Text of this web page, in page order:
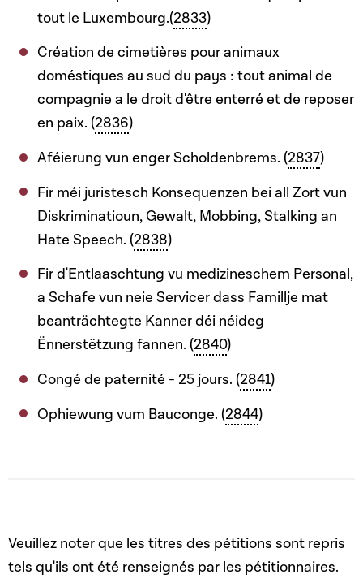
tout le Luxembourg.(2833)
Création de cimetières pour animaux
doméstiques au sud du pays : tout animal de
compagnie a le droit d'être enterré et de reposer
en paix. (2836)
Aféierung vun enger Scholdenbrems. (2837)
Fir méi juristesch Konsequenzen bei all Zort vun
Diskriminatioun, Gewalt, Mobbing, Stalking an
Hate Speech. (2838)
Fir d'Entlaaschtung vu medizineschem Personal,
a Schafe vun neie Servicer dass Famillje mat
beanträchtegte Kanner déi néideg
Ënnerstëtzung fannen. (2840)
Congé de paternité - 25 jours. (2841)
Ophiewung vum Bauconge. (2844)
Veuillez noter que les titres des pétitions sont repris
tels qu'ils ont été renseignés par les pétitionnaires.